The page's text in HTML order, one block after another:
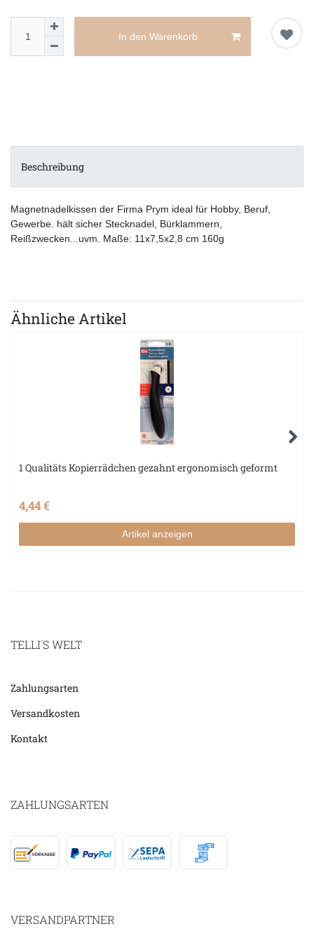
In den Warenkorb
Beschreibung
Magnetnadelkissen der Firma Prym ideal für Hobby, Beruf,
Gewerbe. hält sicher Stecknadel, Bürklammern,
Reißzwecken...uvm. Maße: 11x7,5x2,8 cm 160g
Ähnliche Artikel
1 Qualitäts Kopierrädchen gezahnt ergonomisch geformt
4,44 €
Artikel anzeigen
TELLI´S WELT
Zahlungsarten
Versandkosten
Kontakt
ZAHLUNGSARTEN
VERSANDPARTNER